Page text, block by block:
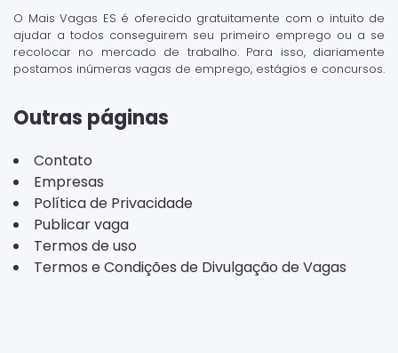
O Mais Vagas ES é oferecido gratuitamente com o intuito de
ajudar a todos conseguirem seu primeiro emprego ou a se
recolocar no mercado de trabalho. Para isso, diariamente
postamos inúmeras vagas de emprego, estágios e concursos.
Outras páginas
Contato
Empresas
Política de Privacidade
Publicar vaga
Termos de uso
Termos e Condições de Divulgação de Vagas